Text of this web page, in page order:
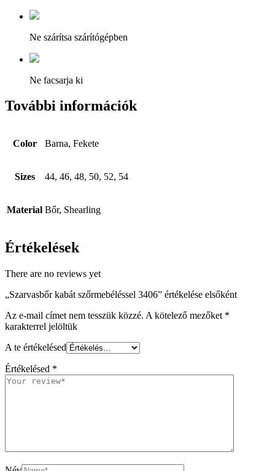
Ne szárítsa szárítógépben
Ne facsarja ki
További információk
Color Barna, Fekete
Sizes 44, 46, 48, 50, 52, 54
Material Bőr, Shearling
Értékelések
There are no reviews yet
„Szarvasbőr kabát szőrmebéléssel 3406” értékelése elsőként
Az e-mail címet nem tesszük közzé. A kötelező mezőket *
karakterrel jelöltük
A te értékelésed
Értékelésed *